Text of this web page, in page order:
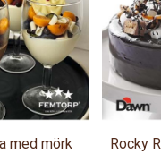
med mörk
Rocky